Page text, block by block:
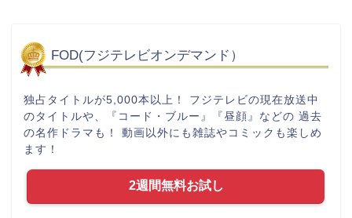
FOD(フジテレビオンデマンド）
独占タイトルが5,000本以上！ フジテレビの現在放送中
のタイトルや、『コード・ブルー』『昼顔』などの 過去
の名作ドラマも！ 動画以外にも雑誌やコミックも楽しめ
ます！
2週間無料お試し